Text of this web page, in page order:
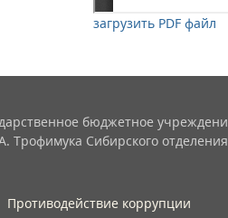
загрузить PDF файл
бюджетное
Трофимука Сибирского
Противодействие коррупции